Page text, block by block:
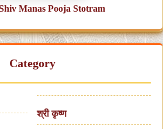
Shiv Manas Pooja Stotram
Category
श्री कृष्ण